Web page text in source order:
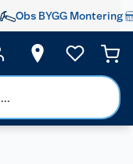
Obs BYGG Montering